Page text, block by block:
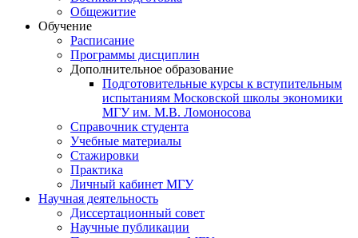
Общежитие
Обучение
Расписание
Программы дисциплин
Дополнительное образование
Подготовительные курсы к вступительным
испытаниям Московской школы экономики
МГУ им. М.В. Ломоносова
Справочник студента
Учебные материалы
Стажировки
Практика
Личный кабинет МГУ
Научная деятельность
Диссертационный совет
Научные публикации